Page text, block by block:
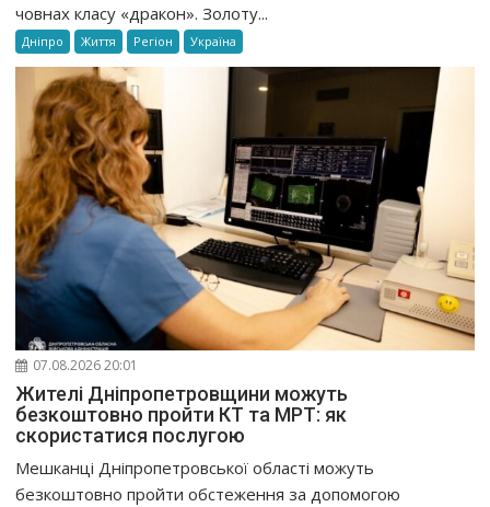
човнах класу «дракон». Золоту...
Дніпро Життя Регіон Україна
07.08.2026 20:01
Жителі Дніпропетровщини можуть
безкоштовно пройти КТ та МРТ: як
скористатися послугою
Мешканці Дніпропетровської області можуть
безкоштовно пройти обстеження за допомогою